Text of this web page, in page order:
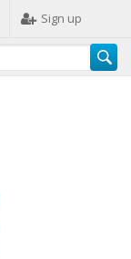
Sign up